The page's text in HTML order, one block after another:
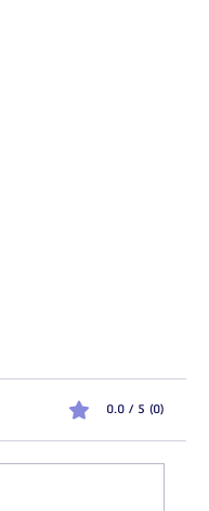
0.0 / 5 (0)